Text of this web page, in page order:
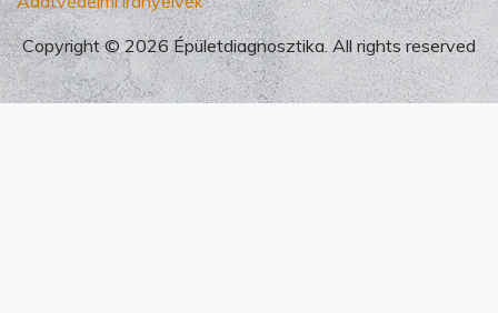
Copyright © 2026 Épületdiagnosztika. All rights reserved